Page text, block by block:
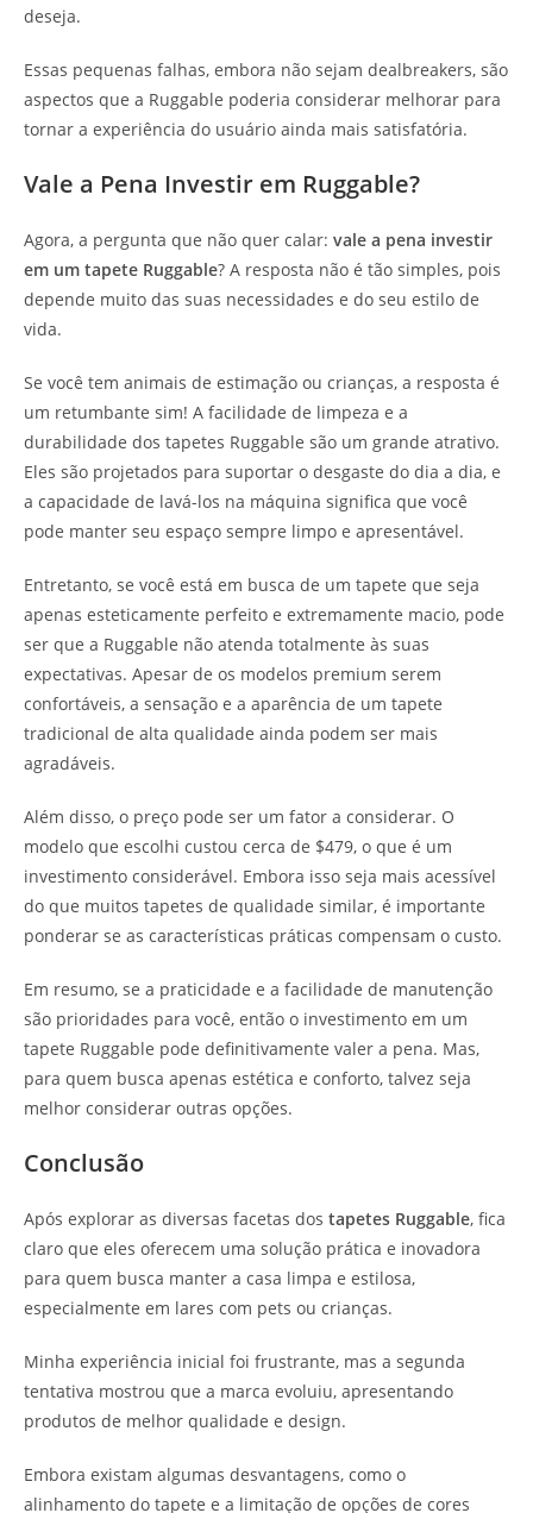
deseja.
Essas pequenas falhas, embora não sejam dealbreakers, são
aspectos que a Ruggable poderia considerar melhorar para
tornar a experiência do usuário ainda mais satisfatória.
Vale a Pena Investir em Ruggable?
Agora, a pergunta que não quer calar: vale a pena investir
em um tapete Ruggable? A resposta não é tão simples, pois
depende muito das suas necessidades e do seu estilo de
vida.
Se você tem animais de estimação ou crianças, a resposta é
um retumbante sim! A facilidade de limpeza e a
durabilidade dos tapetes Ruggable são um grande atrativo.
Eles são projetados para suportar o desgaste do dia a dia, e
a capacidade de lavá-los na máquina significa que você
pode manter seu espaço sempre limpo e apresentável.
Entretanto, se você está em busca de um tapete que seja
apenas esteticamente perfeito e extremamente macio, pode
ser que a Ruggable não atenda totalmente às suas
expectativas. Apesar de os modelos premium serem
confortáveis, a sensação e a aparência de um tapete
tradicional de alta qualidade ainda podem ser mais
agradáveis.
Além disso, o preço pode ser um fator a considerar. O
modelo que escolhi custou cerca de $479, o que é um
investimento considerável. Embora isso seja mais acessível
do que muitos tapetes de qualidade similar, é importante
ponderar se as características práticas compensam o custo.
Em resumo, se a praticidade e a facilidade de manutenção
são prioridades para você, então o investimento em um
tapete Ruggable pode definitivamente valer a pena. Mas,
para quem busca apenas estética e conforto, talvez seja
melhor considerar outras opções.
Conclusão
Após explorar as diversas facetas dos tapetes Ruggable, fica
claro que eles oferecem uma solução prática e inovadora
para quem busca manter a casa limpa e estilosa,
especialmente em lares com pets ou crianças.
Minha experiência inicial foi frustrante, mas a segunda
tentativa mostrou que a marca evoluiu, apresentando
produtos de melhor qualidade e design.
Embora existam algumas desvantagens, como o
alinhamento do tapete e a limitação de opções de cores